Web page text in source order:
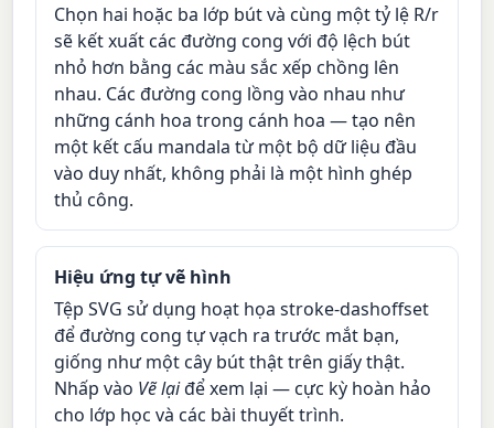
Chọn hai hoặc ba lớp bút và cùng một tỷ lệ R/r
sẽ kết xuất các đường cong với độ lệch bút
nhỏ hơn bằng các màu sắc xếp chồng lên
nhau. Các đường cong lồng vào nhau như
những cánh hoa trong cánh hoa — tạo nên
một kết cấu mandala từ một bộ dữ liệu đầu
vào duy nhất, không phải là một hình ghép
thủ công.
Hiệu ứng tự vẽ hình
Tệp SVG sử dụng hoạt họa stroke-dashoffset
để đường cong tự vạch ra trước mắt bạn,
giống như một cây bút thật trên giấy thật.
Nhấp vào Vẽ lạiđể xem lại — cực kỳ hoàn hảo
cho lớp học và các bài thuyết trình.